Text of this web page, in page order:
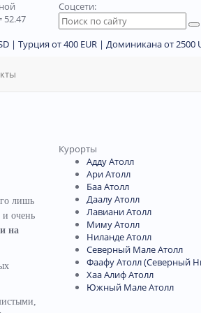
52.47
Соцсети:
| Турция от 400 EUR | Доминикана от 2500
лишь
очень
на
Курорты
Адду Атолл
Ари Атолл
Баа Атолл
Даалу Атолл
Лавиани Атолл
Миму Атолл
Ниланде Атолл
Северный Мале Атолл
Фаафу Атолл (Северный
Хаа Алиф Атолл
Южный Мале Атолл